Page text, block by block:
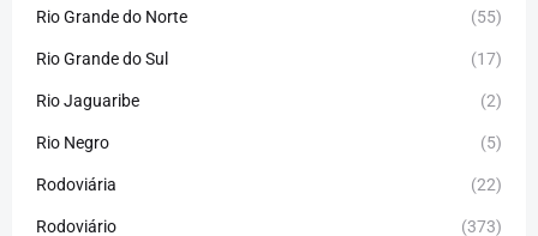
Rio Grande do Norte (55)
Rio Grande do Sul (17)
Rio Jaguaribe (2)
Rio Negro (5)
Rodoviária (22)
Rodoviário (373)